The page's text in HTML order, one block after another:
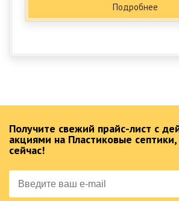
Подробнее
Получите свежий прайс-лист с
акциями на Пластиковые
сейчас!